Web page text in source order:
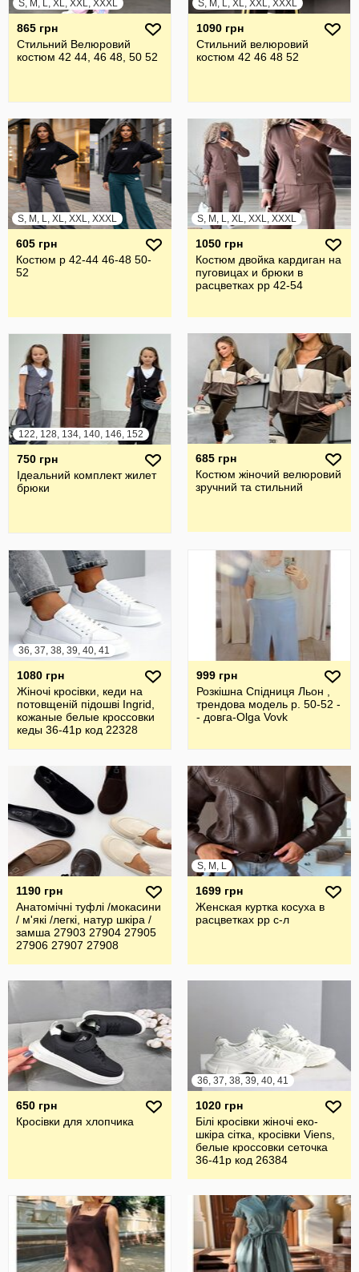
S, M, L, XL, XXL, XXXL
865 грн
Стильний Велюровий
костюм 42 44, 46 48, 50 52
S, M, L, XL, XXL, XXXL
1090 грн
Стильний велюровий
костюм 42 46 48 52
S, M, L, XL, XXL, XXXL
605 грн
Костюм р 42-44 46-48 50-
52
S, M, L, XL, XXL, XXXL
1050 грн
Костюм двойка кардиган на
пуговицах и брюки в
расцветках рр 42-54
122, 128, 134, 140, 146, 152
750 грн
Ідеальний комплект жилет
брюки
685 грн
Костюм жіночий велюровий
зручний та стильний
36, 37, 38, 39, 40, 41
1080 грн
Жіночі кросівки, кеди на
потовщеній підошві Ingrid,
кожаные белые кроссовки
кеды 36-41р код 22328
999 грн
Розкішна Спідниця Льон ,
трендова модель р. 50-52 -
- довга-Olga Vovk
1190 грн
Анатомічні туфлі /мокасини
/ м'які /легкі, натур шкіра /
замша 27903 27904 27905
27906 27907 27908
S, M, L
1699 грн
Женская куртка косуха в
расцветках рр с-л
650 грн
Кросівки для хлопчика
36, 37, 38, 39, 40, 41
1020 грн
Білі кросівки жіночі еко-
шкіра сітка, кросівки Viens,
белые кроссовки сеточка
36-41р код 26384